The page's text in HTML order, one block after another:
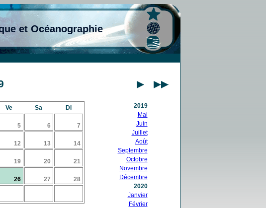
et Océanographie
2019
Mai
Juin
Juillet
Août
Septembre
Octobre
Novembre
Décembre
2020
Janvier
Février
Ve Sa Di
5 6 7
12 13 14
19 20 21
26 27 28